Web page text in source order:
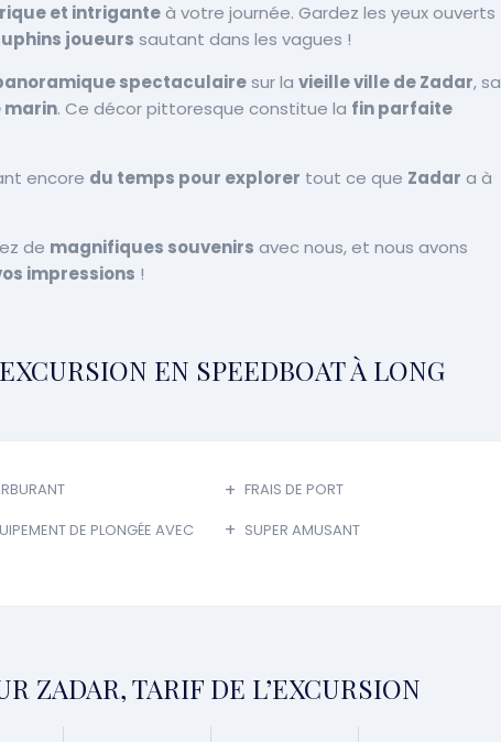
et intriganteà votre journée. Gardez les yeux ouverts
joueurs sautant dans les vagues !
spectaculairesur la vieille ville de Zadar, sa
marin. Ce décor pittoresque constitue la fin parfaite
encore du temps pour explorer tout ce que Zadar a à
de magnifiques souvenirs avec nous, et nous avons
impressions !
EN SPEEDBOAT À LONG
FRAIS DE PORT
DE PLONGÉE AVEC
SUPER AMUSANT
ZADAR, TARIF DE L’EXCURSION